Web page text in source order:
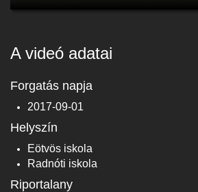
A videó adatai
Forgatás napja
2017-09-01
Helyszín
Eötvös iskola
Radnóti iskola
Riportalany